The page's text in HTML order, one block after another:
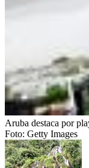
Aruba destaca por
Foto: Getty Images